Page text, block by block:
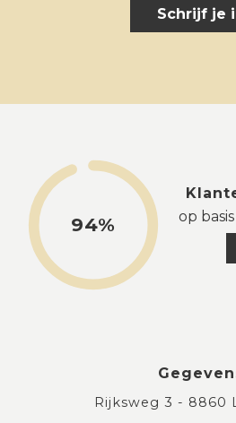
Schrijf je
94%
op
Rijksweg 3 - 8860